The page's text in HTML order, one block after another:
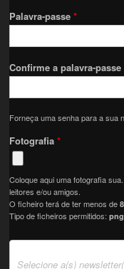
Palavra-passe*
Confirme a palavra-passe
Forneça uma senha para a sua
Fotografia*
Coloque aqui uma fotografia
leitores e/ou amigos.
O ficheiro terá de ter menos de
Tipo de ficheiros permitidos:
Selecione a(s)